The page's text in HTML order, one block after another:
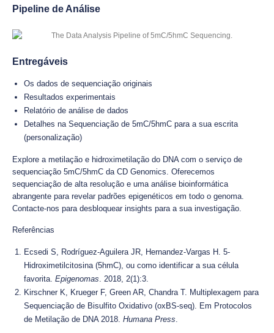
Pipeline de Análise
Entregáveis
Os dados de sequenciação originais
Resultados experimentais
Relatório de análise de dados
Detalhes na Sequenciação de 5mC/5hmC para a sua escrita
(personalização)
Explore a metilação e hidroximetilação do DNA com o serviço de
sequenciação 5mC/5hmC da CD Genomics. Oferecemos
sequenciação de alta resolução e uma análise bioinformática
abrangente para revelar padrões epigenéticos em todo o genoma.
Contacte-nos para desbloquear insights para a sua investigação.
Referências
Ecsedi S, Rodríguez-Aguilera JR, Hernandez-Vargas H. 5-
Hidroximetilcitosina (5hmC), ou como identificar a sua célula
favorita. Epigenomas. 2018, 2(1):3.
Kirschner K, Krueger F, Green AR, Chandra T. Multiplexagem para
Sequenciação de Bisulfito Oxidativo (oxBS-seq). Em Protocolos
de Metilação de DNA 2018. Humana Press.